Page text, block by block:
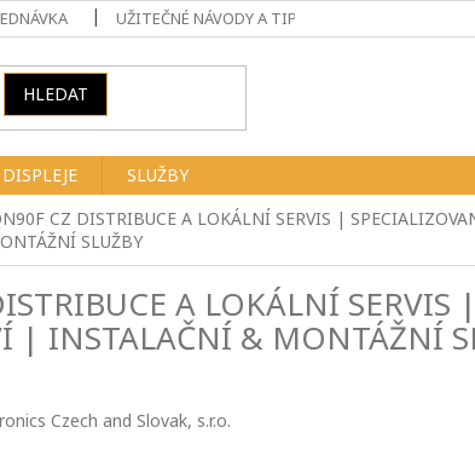
UŽITEČNÉ NÁVODY A TIPY
HLEDAT
SLUŽBY
CZ DISTRIBUCE A LOKÁLNÍ SERVIS |
SLUŽBY
A LOKÁLNÍ SERVIS |
| INSTALAČNÍ & MONTÁŽNÍ
Czech and Slovak, s.r.o.